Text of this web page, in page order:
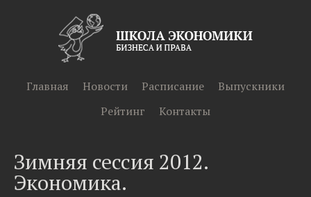
Главная Новости Расписание
Выпускники
Рейтинг
Контакты
Зимняя сессия 2012.
Экономика.